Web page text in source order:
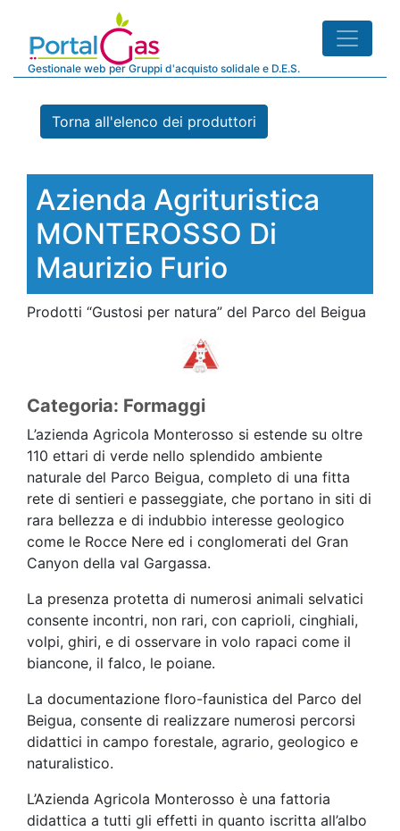
Gestionale web per Gruppi d'acquisto solidale e D.E.S.
Torna all'elenco dei produttori
Azienda Agrituristica
MONTEROSSO Di
Maurizio Furio
Prodotti “Gustosi per natura” del Parco del Beigua
Categoria: Formaggi
L’azienda Agricola Monterosso si estende su oltre
110 ettari di verde nello splendido ambiente
naturale del Parco Beigua, completo di una fitta
rete di sentieri e passeggiate, che portano in siti di
rara bellezza e di indubbio interesse geologico
come le Rocce Nere ed i conglomerati del Gran
Canyon della val Gargassa.
La presenza protetta di numerosi animali selvatici
consente incontri, non rari, con caprioli, cinghiali,
volpi, ghiri, e di osservare in volo rapaci come il
biancone, il falco, le poiane.
La documentazione floro-faunistica del Parco del
Beigua, consente di realizzare numerosi percorsi
didattici in campo forestale, agrario, geologico e
naturalistico.
L’Azienda Agricola Monterosso è una fattoria
didattica a tutti gli effetti in quanto iscritta all’albo